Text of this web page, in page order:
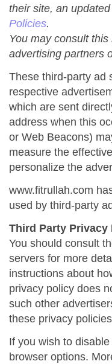
their site, an
Policies.
You may consult
advertising partners
These third-party ad
respective
which are sent
address when this
or Web Beacons)
measure the
personalize the
www.fitrullah.com
used by third-party
Third Party Privacy
You should consult
servers for more
instructions about
privacy policy does
such other
these privacy
If you wish to
browser options.